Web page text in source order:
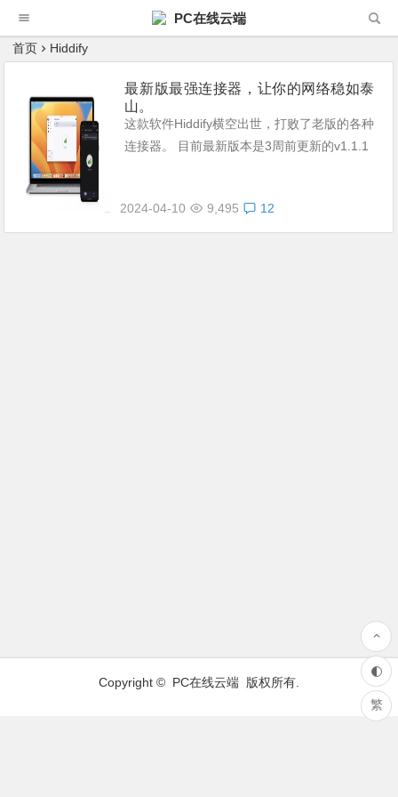
PC在线云端
首页 Hiddify
最新版最强连接器，让你的网络稳如泰
山。
这款软件Hiddify横空出世，打败了老版的各种
连接器。 目前最新版本是3周前更新的v1.1.1
n...
2024-04-10 9,495 12
Copyright © PC在线云端 版权所有.
繁